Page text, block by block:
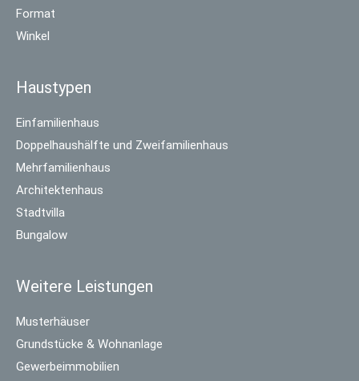
Format
Winkel
Haustypen
Einfamilienhaus
Doppelhaushälfte und Zweifamilienhaus
Mehrfamilienhaus
Architektenhaus
Stadtvilla
Bungalow
Weitere Leistungen
Musterhäuser
Grundstücke & Wohnanlage
Gewerbeimmobilien